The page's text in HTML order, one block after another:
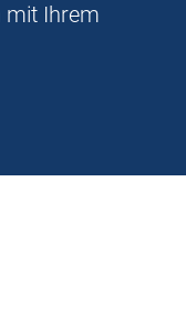
mit Ihrem